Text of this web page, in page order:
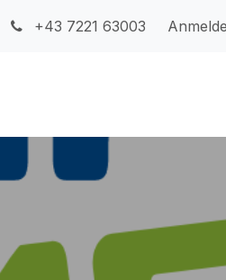
+43 7221 63003